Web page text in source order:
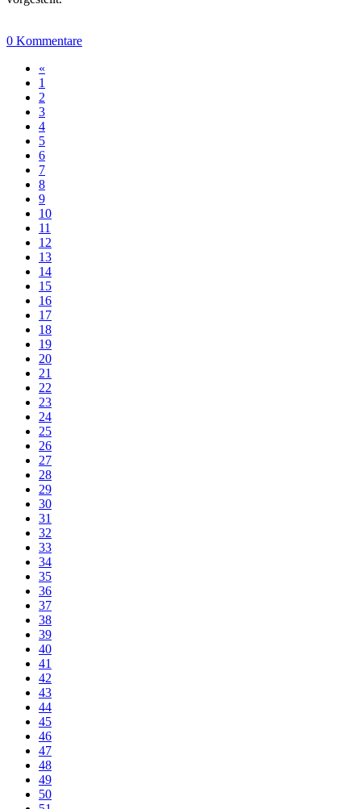
0 Kommentare
«
1
2
3
4
5
6
7
8
9
10
11
12
13
14
15
16
17
18
19
20
21
22
23
24
25
26
27
28
29
30
31
32
33
34
35
36
37
38
39
40
41
42
43
44
45
46
47
48
49
50